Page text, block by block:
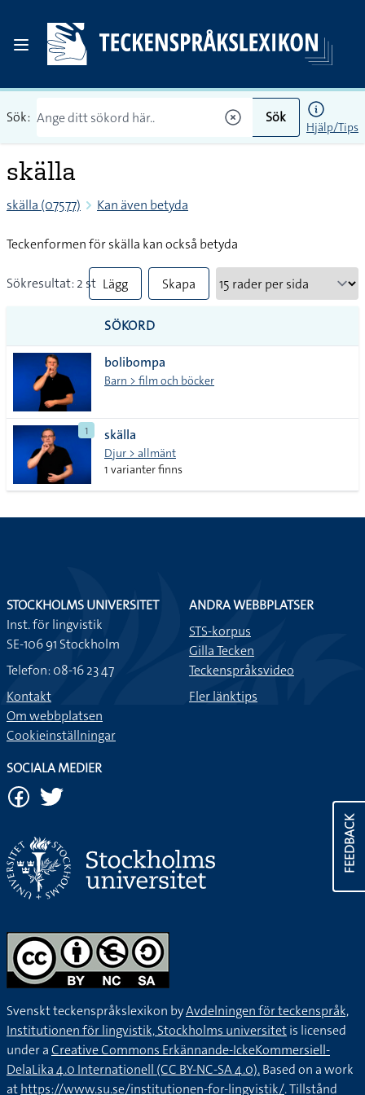
Sök: Sök
Hjälp/Tips
skälla
skälla (07577) Kan även betyda
Teckenformen för skälla kan också betyda
Sökresultat: 2 st Lägg
till
alla i
lista
Skapa
SÖKORD
bolibompa
Barn > film och böcker
1 skälla
Djur > allmänt
1 varianter finns
FEEDBACK
STOCKHOLMS UNIVERSITET
Inst. för lingvistik
SE-106 91 Stockholm
Telefon: 08-16 23 47
Kontakt
Om webbplatsen
Cookieinställningar
ANDRA WEBBPLATSER
STS-korpus
Gilla Tecken
Teckenspråksvideo
Fler länktips
SOCIALA MEDIER
Svenskt teckenspråkslexikon byAvdelningen för teckenspråk,
Institutionen för lingvistik, Stockholms universitetis licensed
under aCreative Commons Erkännande-IckeKommersiell-
DelaLika 4.0 Internationell (CC BY-NC-SA 4.0).Based on a work
athttps://www.su.se/institutionen-for-lingvistik/. Tillstånd